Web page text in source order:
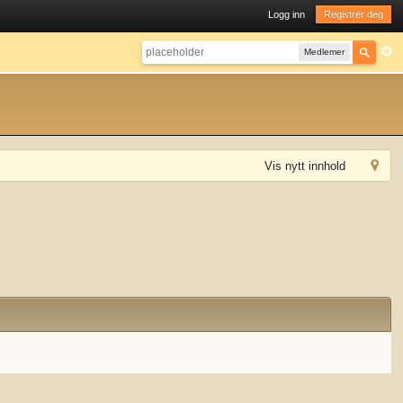
Logg inn Registrer deg
Medlemer
Vis nytt innhold